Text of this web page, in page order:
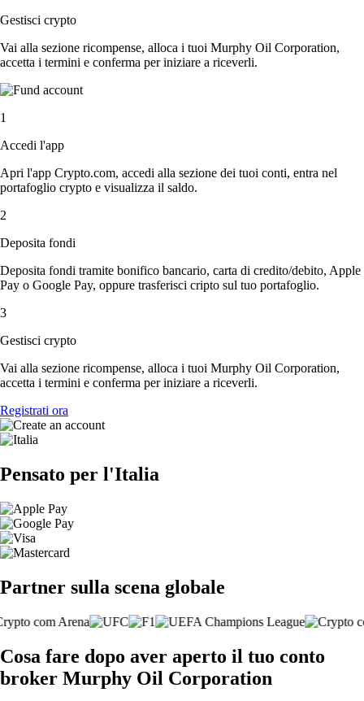
Gestisci crypto
Vai alla sezione ricompense, alloca i tuoi Murphy Oil Corporation,
accetta i termini e conferma per iniziare a riceverli.
1
Accedi l'app
Apri l'app Crypto.com, accedi alla sezione dei tuoi conti, entra nel
portafoglio crypto e visualizza il saldo.
2
Deposita fondi
Deposita fondi tramite bonifico bancario, carta di credito/debito, Apple
Pay o Google Pay, oppure trasferisci cripto sul tuo portafoglio.
3
Gestisci crypto
Vai alla sezione ricompense, alloca i tuoi Murphy Oil Corporation,
accetta i termini e conferma per iniziare a riceverli.
Registrati ora
Pensato per l'Italia
Partner sulla scena globale
Cosa fare dopo aver aperto il tuo conto
broker Murphy Oil Corporation